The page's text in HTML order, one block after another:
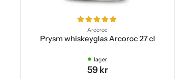
Arcoroc
Prysm whiskeyglas Arcoroc 27 cl
I lager
59 kr